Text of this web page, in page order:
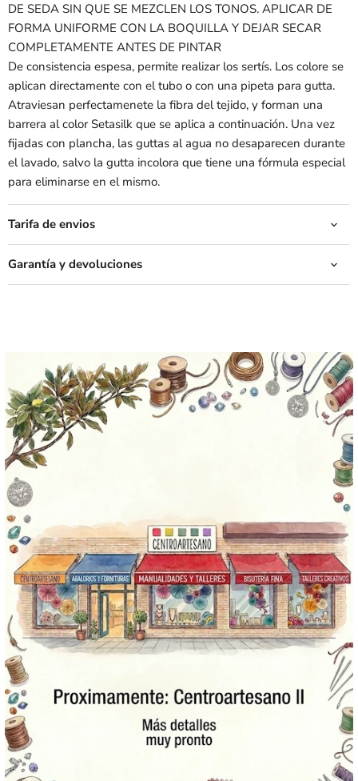
DE SEDA SIN QUE SE MEZCLEN LOS TONOS. APLICAR DE
FORMA UNIFORME CON LA BOQUILLA Y DEJAR SECAR
COMPLETAMENTE ANTES DE PINTAR
De consistencia espesa, permite realizar los sertís. Los colore se
aplican directamente con el tubo o con una pipeta para gutta.
Atraviesan perfectamenete la fibra del tejido, y forman una
barrera al color Setasilk que se aplica a continuación. Una vez
fijadas con plancha, las guttas al agua no desaparecen durante
el lavado, salvo la gutta incolora que tiene una fórmula especial
para eliminarse en el mismo.
Tarifa de envios
Garantía y devoluciones